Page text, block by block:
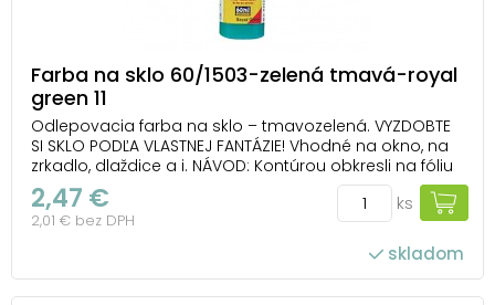
Farba na sklo 60/1503-zelená tmavá-royal
green 11
Odlepovacia farba na sklo – tmavozelená. VYZDOBTE
SI SKLO PODĽA VLASTNEJ FANTÁZIE! Vhodné na okno, na
zrkadlo, dlaždice a i. NÁVOD: Kontúrou obkresli na fóliu
obrázok, nechaj ho 1-2 hodiny zaschnúť. Vyfarbi a po
24 hodinách ho opatrne odlep z fólie a umiestni ho na
zvolený povrch. Farba je ...
2,47 €
2,01 € bez DPH
ks
skladom